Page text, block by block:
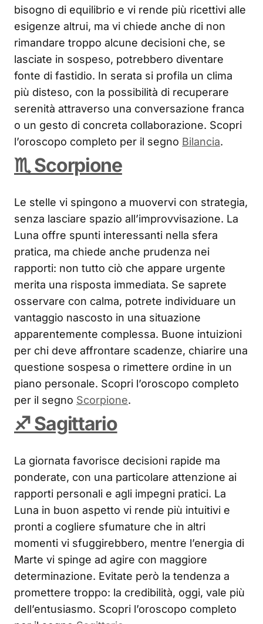
bisogno di equilibrio e vi rende più ricettivi alle
esigenze altrui, ma vi chiede anche di non
rimandare troppo alcune decisioni che, se
lasciate in sospeso, potrebbero diventare
fonte di fastidio. In serata si profila un clima
più disteso, con la possibilità di recuperare
serenità attraverso una conversazione franca
o un gesto di concreta collaborazione. Scopri
l’oroscopo completo per il segno Bilancia.
♏ Scorpione
Le stelle vi spingono a muovervi con strategia,
senza lasciare spazio all’improvvisazione. La
Luna offre spunti interessanti nella sfera
pratica, ma chiede anche prudenza nei
rapporti: non tutto ciò che appare urgente
merita una risposta immediata. Se saprete
osservare con calma, potrete individuare un
vantaggio nascosto in una situazione
apparentemente complessa. Buone intuizioni
per chi deve affrontare scadenze, chiarire una
questione sospesa o rimettere ordine in un
piano personale. Scopri l’oroscopo completo
per il segno Scorpione.
♐ Sagittario
La giornata favorisce decisioni rapide ma
ponderate, con una particolare attenzione ai
rapporti personali e agli impegni pratici. La
Luna in buon aspetto vi rende più intuitivi e
pronti a cogliere sfumature che in altri
momenti vi sfuggirebbero, mentre l’energia di
Marte vi spinge ad agire con maggiore
determinazione. Evitate però la tendenza a
promettere troppo: la credibilità, oggi, vale più
dell’entusiasmo. Scopri l’oroscopo completo